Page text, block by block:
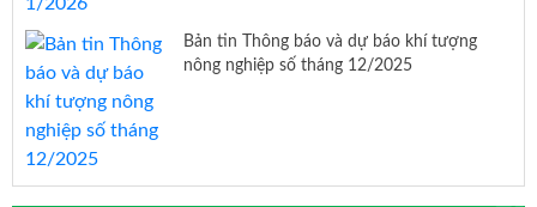
Bản tin Thông báo và dự báo khí tượng
nông nghiệp số tháng 12/2025